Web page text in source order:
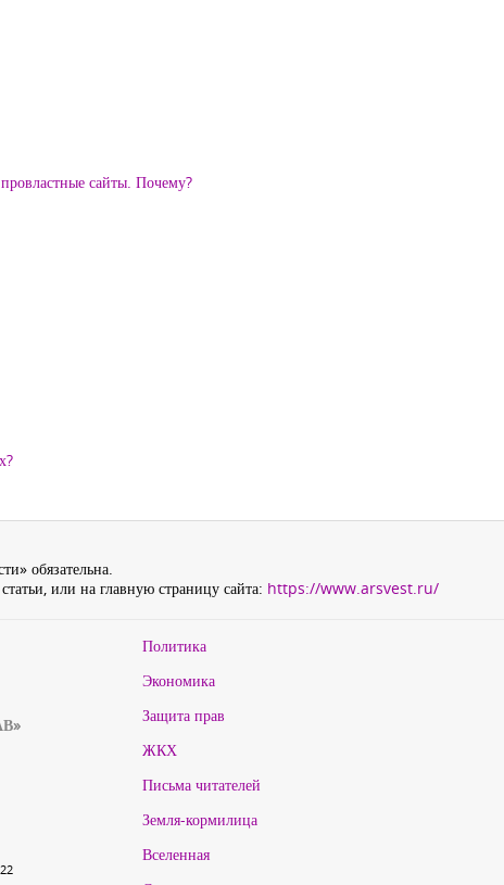
сайты. Почему?
обязательна.
или на главную страницу сайта: https://www.arsvest.ru/
Политика
Экономика
Защита прав
ЖКХ
Письма читателей
Земля-кормилица
Вселенная